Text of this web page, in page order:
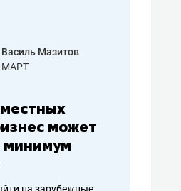
Василь Мазитов
МАРТ
может
минимум